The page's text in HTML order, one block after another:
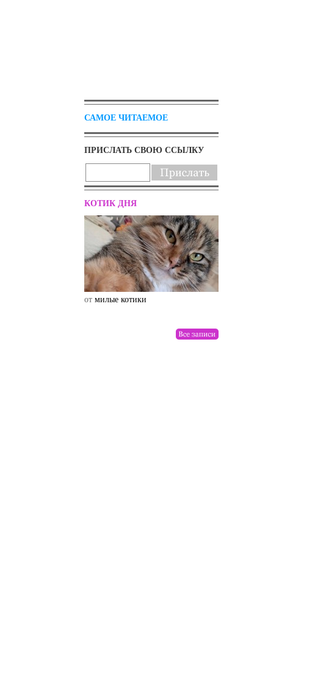
САМОЕ ЧИТАЕМОЕ
ПРИСЛАТЬ СВОЮ ССЫЛКУ
КОТИК ДНЯ
отмилые котики